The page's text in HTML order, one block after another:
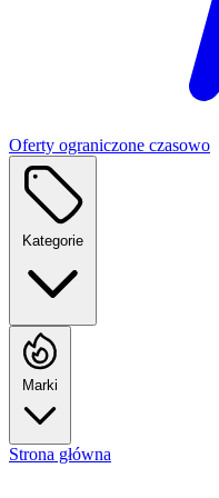
Oferty ograniczone czasowo
Kategorie
Marki
Strona główna